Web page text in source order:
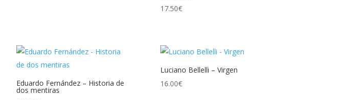
17.50€
Eduardo Fernández – Historia de
dos mentiras
Luciano Bellelli – Virgen
16.00€